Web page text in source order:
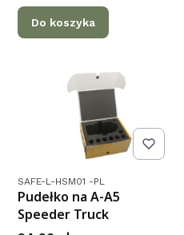
Do koszyka
Kod produktu
SAFE-L-HSM01 -PL
Pudełko na A-A5
Speeder Truck